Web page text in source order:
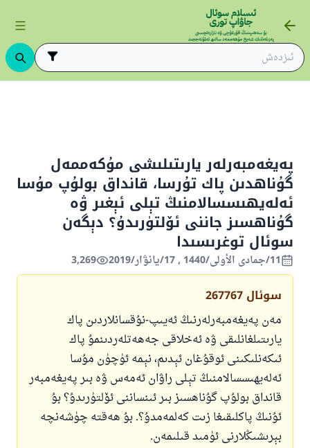
پەيغەمبەرلەر يارىتىلىشى مۇكەممەل
گۇناھدىن پاك تۇرسا، قانداق بولۇپ مۇسا
ئەلەيھىسسالامنىڭ تېلى ئېغىر ۋە
گۇناھسىز جاننى ئۆلتۈرىدۇ؟ دېگەن
سوئال توغرىسىدا
11/جمادى الأولى/1440 , 17/يانۋار/2019 3,269
سوئال 267767
مەن پەيغەمبەرلەرنىڭ ئەيىپ-نۇقسانلاردىن پاك
يارىتىلغانلىقى ۋە ئەخلاقى جەھەتلەردىنمۇ پاك
ئىكەنلىكىنى ئوقۇغان ئېدىم، نېمە ئۈچۈن مۇسا
ئەلەيھىسسالامنىڭ تېلى راۋان ئەمەس ۋە بىر پەيغەمبەر
قانداق بولۇپ گۇناھسىز بىر ئىنساننى ئۆلتۈرىدۇ؟ بۇ
ئۇنىڭ پاكلىقىغا زىت كەلمەمدۇ؟. بۇ ھەقتە چۈشەنچە
بېرىشىڭلارنى ئۈمىد قىلىمەن.